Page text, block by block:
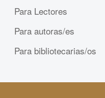
Para Lectores
Para autoras/es
Para bibliotecarias/os